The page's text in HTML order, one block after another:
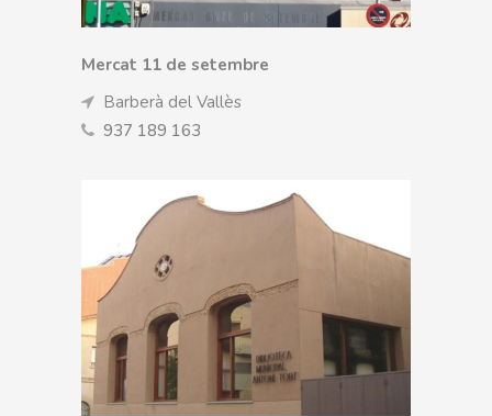
Mercat 11 de setembre
Barberà del Vallès
937 189 163